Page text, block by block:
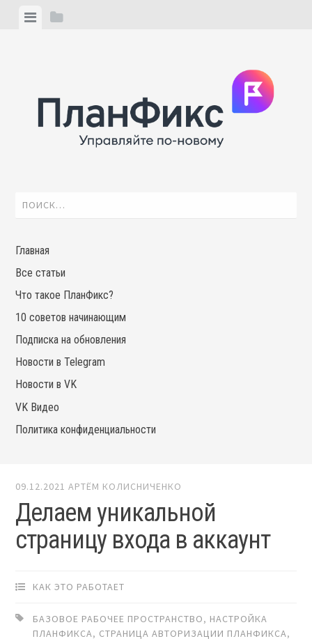
ViewView
Найти:
Главная
Все статьи
Что такое ПланФикс?
10 советов начинающим
Подписка на обновления
Новости в Telegram
Новости в VK
VK Видео
Политика конфиденциальности
09.12.2021 АРТЁМ КОЛИСНИЧЕНКО
Делаем уникальной
страницу входа в аккаунт
КАК ЭТО РАБОТАЕТ
БАЗОВОЕ РАБОЧЕЕ ПРОСТРАНСТВО, НАСТРОЙКА
ПЛАНФИКСА, СТРАНИЦА АВТОРИЗАЦИИ ПЛАНФИКСА,